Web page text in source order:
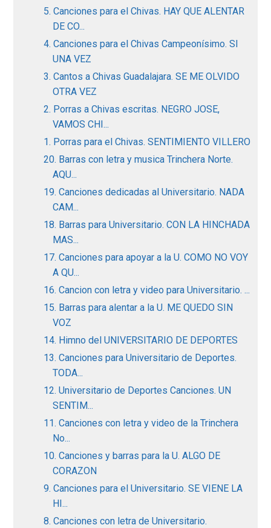
5. Canciones para el Chivas. HAY QUE ALENTAR
DE CO...
4. Canciones para el Chivas Campeonísimo. SI
UNA VEZ
3. Cantos a Chivas Guadalajara. SE ME OLVIDO
OTRA VEZ
2. Porras a Chivas escritas. NEGRO JOSE,
VAMOS CHI...
1. Porras para el Chivas. SENTIMIENTO VILLERO
20. Barras con letra y musica Trinchera Norte.
AQU...
19. Canciones dedicadas al Universitario. NADA
CAM...
18. Barras para Universitario. CON LA HINCHADA
MAS...
17. Canciones para apoyar a la U. COMO NO VOY
A QU...
16. Cancion con letra y video para Universitario. ...
15. Barras para alentar a la U. ME QUEDO SIN
VOZ
14. Himno del UNIVERSITARIO DE DEPORTES
13. Canciones para Universitario de Deportes.
TODA...
12. Universitario de Deportes Canciones. UN
SENTIM...
11. Canciones con letra y video de la Trinchera
No...
10. Canciones y barras para la U. ALGO DE
CORAZON
9. Canciones para el Universitario. SE VIENE LA
HI...
8. Canciones con letra de Universitario.